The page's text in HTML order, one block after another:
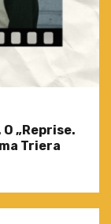
„Reprise.
Triera